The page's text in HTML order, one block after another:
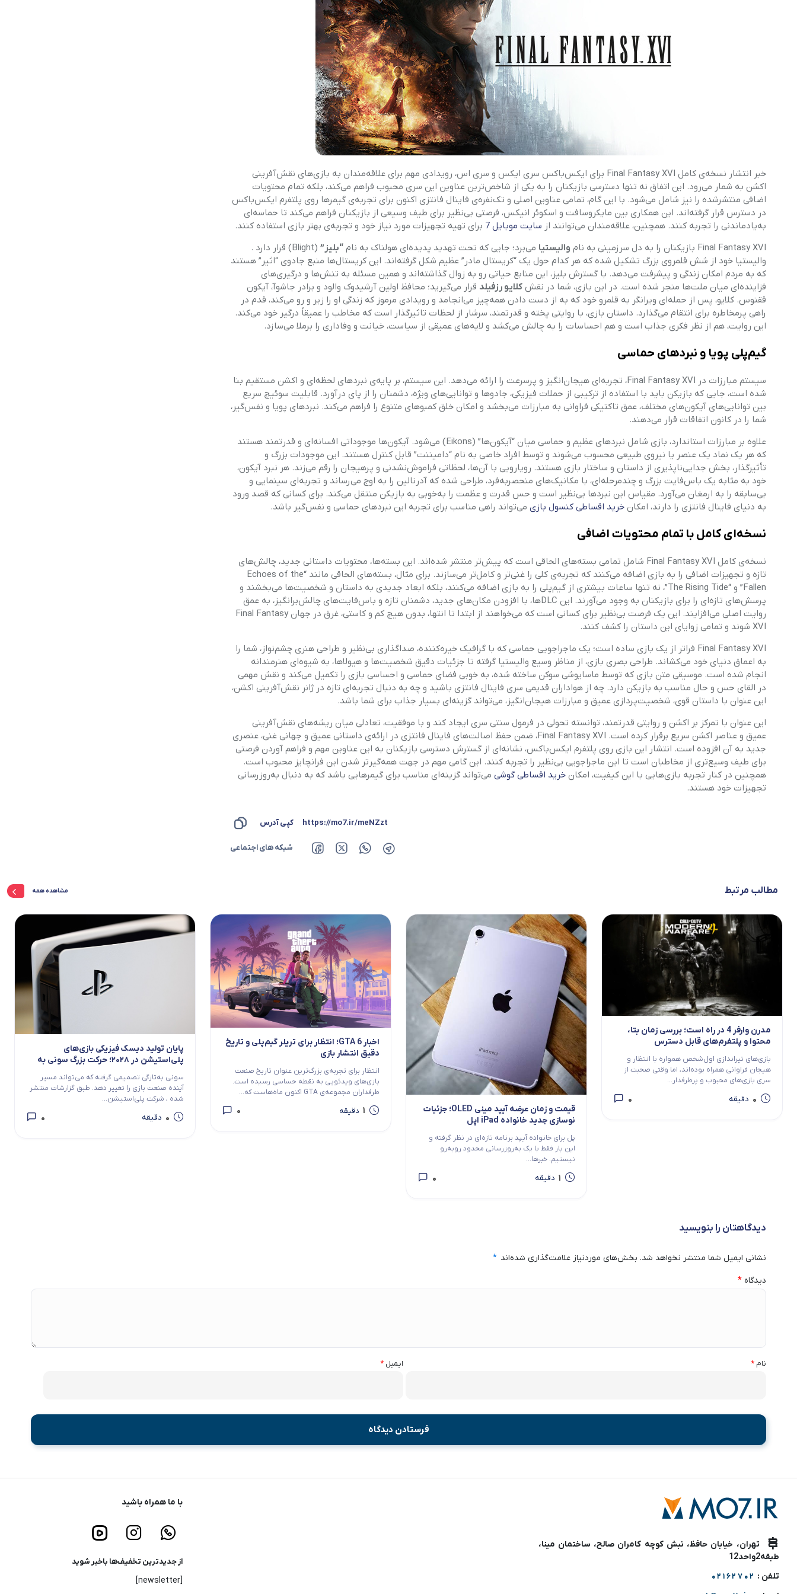
گوشی نوکیا
گوشی وان پلاس
گوشی کاترپیلار
آرام پز
اجاق گاز
اجاق گاز رومیزی
توستر
جاروبرقی
چرخ گوشت
خردکن
سایر لوازم خانگی
غذاساز
فر
قهوه ساز
گوشتکوب برقی
مایکروویو
همزن
هود
خبر انتشار نسخه‌ی کامل Final Fantasy XVI برای ایکس‌باکس سری ایکس و سری اس، رویدادی مهم برای علاقه‌مندان به بازی‌های نقش‌آفرینی
اکشن به شمار می‌رود. این اتفاق نه تنها دسترسی بازیکنان را به یکی از شاخص‌ترین عناوین این سری محبوب فراهم می‌کند، بلکه تمام محتویات
اضافی منتشرشده را نیز شامل می‌شود. با این گام، تمامی عناوین اصلی و تک‌نفره‌ی فاینال فانتزی اکنون برای تجربه‌ی گیمرها روی پلتفرم ایکس‌باکس
در دسترس قرار گرفته‌اند. این همکاری بین مایکروسافت و اسکوئر انیکس، فرصتی بی‌نظیر برای طیف وسیعی از بازیکنان فراهم می‌کند تا حماسه‌ای
به‌یادماندنی را تجربه کنند. همچنین، علاقه‌مندان می‌توانند از سایت موبایل 7
برای تهیه تجهیزات مورد نیاز خود و تجربه‌ی بهتر بازی استفاده کنند.
Final Fantasy XVI بازیکنان را به دل سرزمینی به نام
والیستیا می‌برد؛ جایی که تحت تهدید پدیده‌ای هولناک به نام “بلیز”
(Blight) قرار دارد .
والیستیا خود از شش قلمروی بزرگ تشکیل شده که هر کدام حول یک “کریستال مادر” عظیم شکل گرفته‌اند. این کریستال‌ها منبع جادوی “اثیر” هستند
که به مردم امکان زندگی و پیشرفت می‌دهد. با گسترش بلیز، این منابع حیاتی رو به زوال گذاشته‌اند و همین مسئله به تنش‌ها و درگیری‌های
فزاینده‌ای میان ملت‌ها منجر شده است. در این بازی، شما در نقش کلایو رزفیلد قرار می‌گیرید؛ محافظ اولین آرشیدوک والود و برادر جاشوآ، آیکون
ققنوس. کلایو، پس از حمله‌ای ویرانگر به قلمرو خود که به از دست دادن همه‌چیز می‌انجامد و رویدادی مرموز که زندگی او را زیر و رو می‌کند، قدم در
راهی پرمخاطره برای انتقام می‌گذارد. داستان بازی، با روایتی پخته و قدرتمند، سرشار از لحظات تاثیرگذار است که مخاطب را عمیقاً درگیر خود می‌کند.
این روایت، هم از نظر فکری جذاب است و هم احساسات را به چالش می‌کشد و لایه‌های عمیقی از سیاست، خیانت و وفاداری را برملا می‌سازد.
گیم‌پلی پویا و نبردهای حماسی
سیستم مبارزات در Final Fantasy XVI، تجربه‌ای هیجان‌انگیز و پرسرعت را ارائه می‌دهد. این سیستم، بر پایه‌ی نبردهای لحظه‌ای و اکشن مستقیم بنا
شده است، جایی که بازیکن باید با استفاده از ترکیبی از حملات فیزیکی، جادوها و توانایی‌های ویژه، دشمنان را از پای درآورد. قابلیت سوئیچ سریع
بین توانایی‌های آیکون‌های مختلف، عمق تاکتیکی فراوانی به مبارزات می‌بخشد و امکان خلق کمبوهای متنوع را فراهم می‌کند. نبردهای پویا و نفس‌گیر،
شما را در کانون اتفاقات قرار می‌دهند.
علاوه بر مبارزات استاندارد، بازی شامل نبردهای عظیم و حماسی میان “آیکون‌ها” (Eikons) می‌شود. آیکون‌ها موجوداتی افسانه‌ای و قدرتمند هستند
که هر یک نماد یک عنصر یا نیروی طبیعی محسوب می‌شوند و توسط افراد خاصی به نام “دامیننت” قابل کنترل هستند. این موجودات بزرگ و
تأثیرگذار، بخش جدایی‌ناپذیری از داستان و ساختار بازی هستند. رویارویی با آن‌ها، لحظاتی فراموش‌نشدنی و پرهیجان را رقم می‌زند. هر نبرد آیکون،
خود به مثابه یک باس‌فایت بزرگ و چندمرحله‌ای، با مکانیک‌های منحصربه‌فرد، طراحی شده که آدرنالین را به اوج می‌رساند و تجربه‌ای سینمایی و
بی‌سابقه را به ارمغان می‌آورد. مقیاس این نبردها بی‌نظیر است و حس قدرت و عظمت را به‌خوبی به بازیکن منتقل می‌کند. برای کسانی که قصد ورود
به دنیای فاینال فانتزی را دارند، امکان خرید اقساطی کنسول بازیمی‌تواند راهی مناسب برای تجربه این نبردهای حماسی و نفس‌گیر باشد.
نسخه‌ای کامل با تمام محتویات اضافی
نسخه‌ی کامل Final Fantasy XVI شامل تمامی بسته‌های الحاقی است که پیش‌تر منتشر شده‌اند. این بسته‌ها، محتویات داستانی جدید، چالش‌های
تازه و تجهیزات اضافی را به بازی اضافه می‌کنند که تجربه‌ی کلی را غنی‌تر و کامل‌تر می‌سازند. برای مثال، بسته‌های الحاقی مانند “Echoes of the
Fallen” و “The Rising Tide”، نه تنها ساعات بیشتری از گیم‌پلی را به بازی اضافه می‌کنند، بلکه ابعاد جدیدی به داستان و شخصیت‌ها می‌بخشند و
پرسش‌های تازه‌ای را برای بازیکنان به وجود می‌آورند. این DLCها، با افزودن مکان‌های جدید، دشمنان تازه و باس‌فایت‌های چالش‌برانگیز، به عمق
روایت اصلی می‌افزایند. این یک فرصت بی‌نظیر برای کسانی است که می‌خواهند از ابتدا تا انتها، بدون هیچ کم و کاستی، غرق در جهان Final Fantasy
XVI شوند و تمامی زوایای این داستان را کشف کنند.
Final Fantasy XVI فراتر از یک بازی ساده است؛ یک ماجراجویی حماسی که با گرافیک خیره‌کننده، صداگذاری بی‌نظیر و طراحی هنری چشم‌نواز، شما را
به اعماق دنیای خود می‌کشاند. طراحی بصری بازی، از مناظر وسیع والیستیا گرفته تا جزئیات دقیق شخصیت‌ها و هیولاها، به شیوه‌ای هنرمندانه
انجام شده است. موسیقی متن بازی که توسط ماسایوشی سوکن ساخته شده، به خوبی فضای حماسی و احساسی بازی را تکمیل می‌کند و نقش مهمی
در القای حس و حال مناسب به بازیکن دارد. چه از هواداران قدیمی سری فاینال فانتزی باشید و چه به دنبال تجربه‌ای تازه در ژانر نقش‌آفرینی اکشن،
این عنوان با داستان قوی، شخصیت‌پردازی عمیق و مبارزات هیجان‌انگیز، می‌تواند گزینه‌ای بسیار جذاب برای شما باشد.
این عنوان با تمرکز بر اکشن و روایتی قدرتمند، توانسته تحولی در فرمول سنتی سری ایجاد کند و با موفقیت، تعادلی میان ریشه‌های نقش‌آفرینی
عمیق و عناصر اکشن سریع برقرار کرده است. Final Fantasy XVI، ضمن حفظ اصالت‌های فاینال فانتزی در ارائه‌ی داستانی عمیق و جهانی غنی، عنصری
جدید به آن افزوده است. انتشار این بازی روی پلتفرم ایکس‌باکس، نشانه‌ای از گسترش دسترسی بازیکنان به این عناوین مهم و فراهم آوردن فرصتی
برای طیف وسیع‌تری از مخاطبان است تا این ماجراجویی بی‌نظیر را تجربه کنند. این گامی مهم در جهت همه‌گیرتر شدن این فرانچایز محبوب است.
همچنین در کنار تجربه بازی‌هایی با این کیفیت، امکان خرید اقساطی گوشیمی‌تواند گزینه‌ای مناسب برای گیمرهایی باشد که به دنبال به‌روزرسانی
تجهیزات خود هستند.
https://mo7.ir/meNZzt کپی آدرس
شبکه های اجتماعی
مطالب مرتبط مشاهده همه
مدرن وارفر 4 در راه است؛ بررسی زمان بتا،
محتوا و پلتفرم‌های قابل دسترس
بازی‌های تیراندازی اول‌شخص همواره با انتظار و
هیجان فراوانی همراه بوده‌اند، اما وقتی صحبت از
سری بازی‌های محبوب و پرطرفدار...
0 دقیقه 0
قیمت و زمان عرضه آیپد مینی OLED؛ جزئیات
نوسازی جدید خانواده iPad اپل
پل برای خانواده آیپد برنامه تازه‌ای در نظر گرفته و
این بار فقط با یک به‌روزرسانی محدود روبه‌رو
نیستیم. خبرها...
1 دقیقه 0
اخبار GTA 6؛ انتظار برای تریلر گیم‌پلی و تاریخ
دقیق انتشار بازی
انتظار برای تجربه‌ی بزرگ‌ترین عنوان تاریخ صنعت
بازی‌های ویدئویی به نقطه حساسی رسیده است.
طرفداران مجموعه‌ی GTA اکنون ماه‌هاست که...
1 دقیقه 0
پایان تولید دیسک فیزیکی بازی‌های
پلی‌استیشن در ۲۰۲۸؛ حرکت بزرگ سونی به
سمت آینده دیجیتال
سونی به‌تازگی تصمیمی گرفته که می‌تواند مسیر
آینده صنعت بازی را تغییر دهد. طبق گزارشات منتشر
شده ، شرکت پلی‌استیشن...
0 دقیقه 0
دیدگاهتان را بنویسید
نشانی ایمیل شما منتشر نخواهد شد. بخش‌های موردنیاز علامت‌گذاری شده‌اند *
دیدگاه*
نام* ایمیل *
تهران، خیابان حافظ، نبش کوچه کامران صالح، ساختمان مینا،
طبقه2واحد12
تلفن : 02162702
با ما همراه باشید
از جدیدترین تخفیف‌ها باخبر شوید
[newsletter]